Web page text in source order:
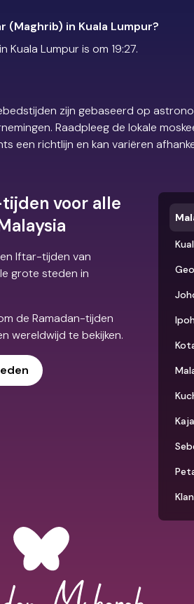
(Maghrib) in Kuala Lumpur?
Kuala Lumpur is om 19:27.
zijn gebaseerd op
Raadpleeg de lokale
een richtlijn en kan variëren
voor alle
Iftar-tijden van
grote steden in
de Ramadan-tijden
wereldwijd te bekijken.